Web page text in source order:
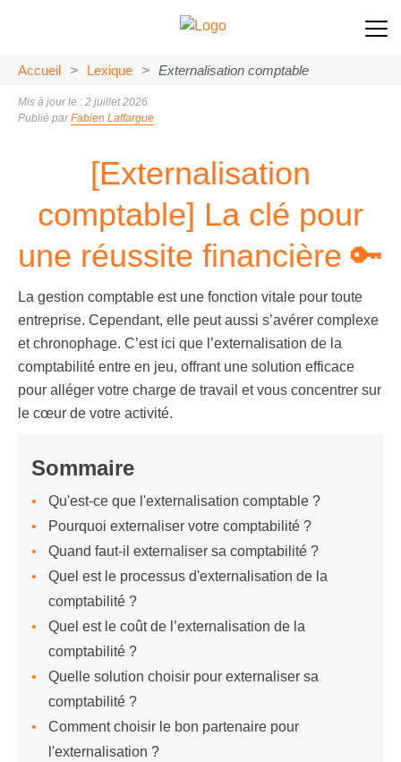
Accueil > Lexique > Externalisation comptable
Mis à jour le : 2 juillet 2026
Publié parFabien Laffargue
[Externalisation
comptable] La clé pour
une réussite financière 🔑
La gestion comptable est une fonction vitale pour toute
entreprise. Cependant, elle peut aussi s’avérer complexe
et chronophage. C’est ici que l’externalisation de la
comptabilité entre en jeu, offrant une solution efficace
pour alléger votre charge de travail et vous concentrer sur
le cœur de votre activité.
Sommaire
Qu'est-ce que l'externalisation comptable ?
Pourquoi externaliser votre comptabilité ?
Quand faut-il externaliser sa comptabilité ?
Quel est le processus d'externalisation de la
comptabilité ?
Quel est le coût de l’externalisation de la
comptabilité ?
Quelle solution choisir pour externaliser sa
comptabilité ?
Comment choisir le bon partenaire pour
l'externalisation ?